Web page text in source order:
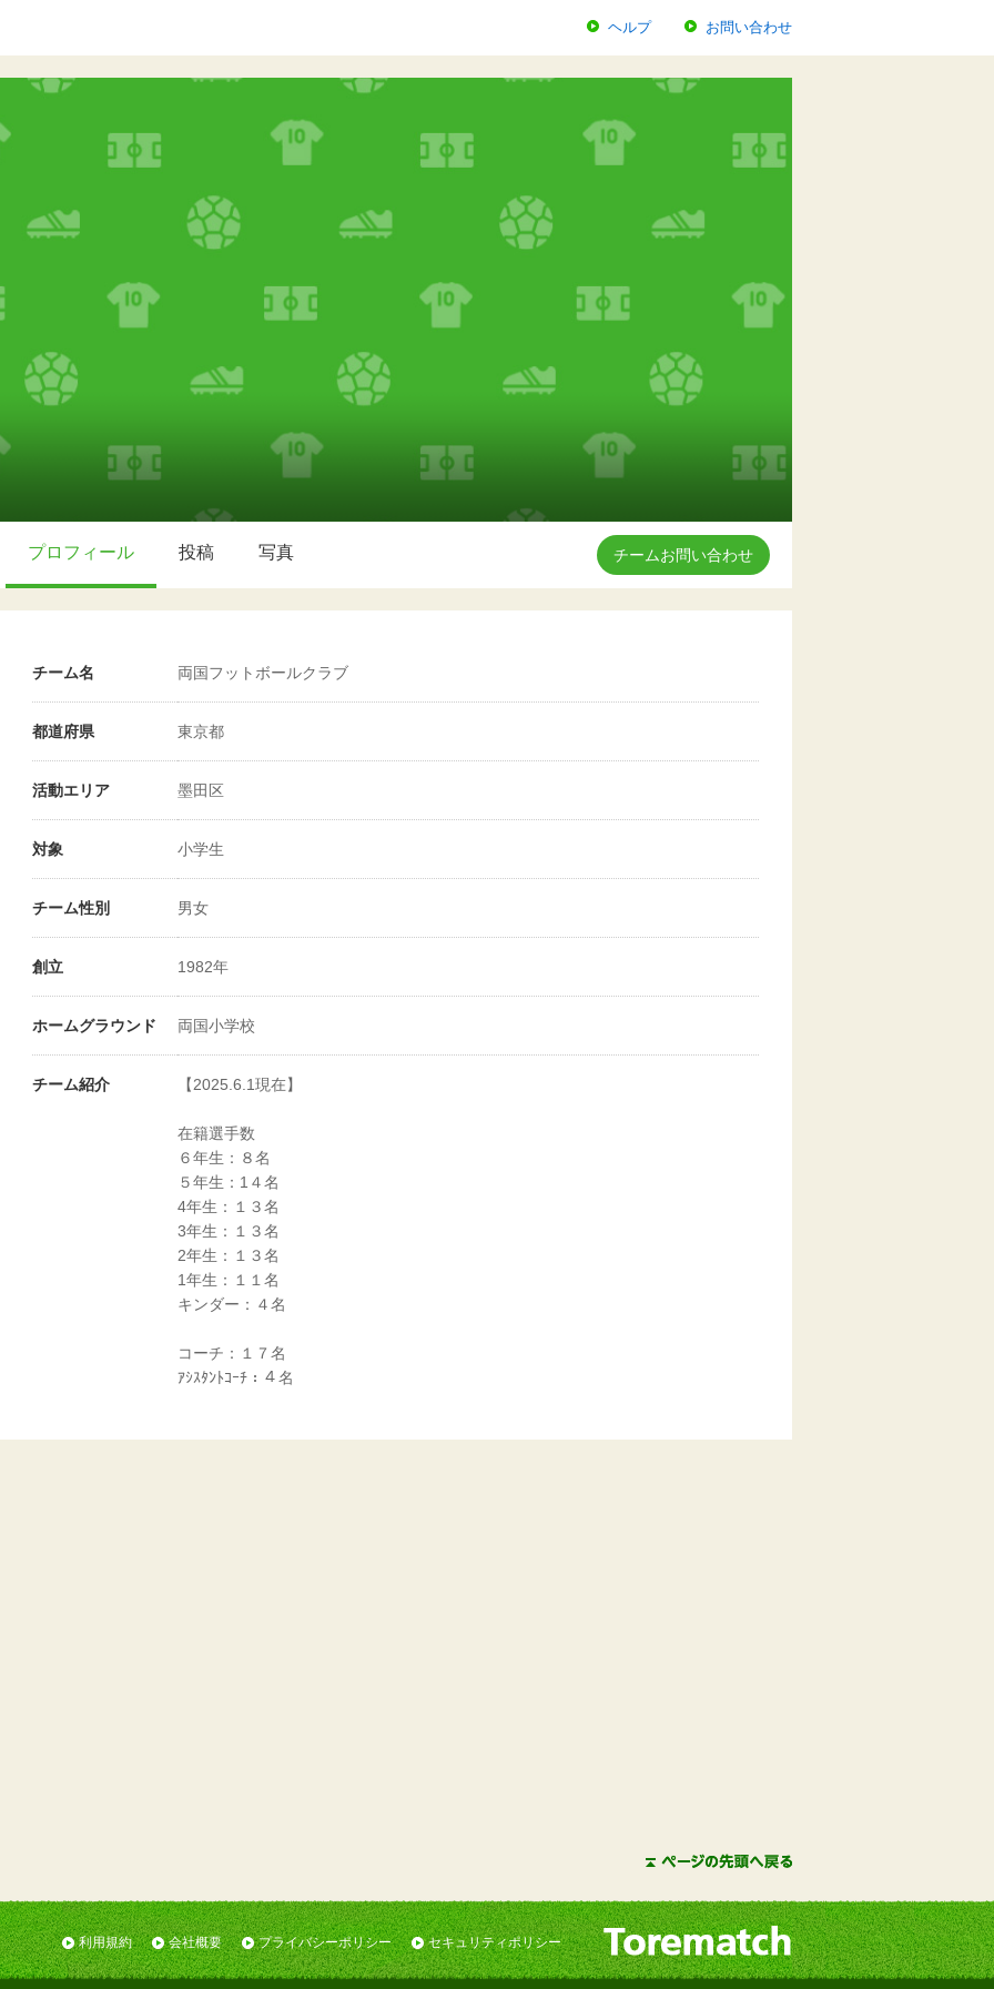
ヘルプ お問い合わせ
プロフィール 投稿 写真 チームお問い合わせ
チーム名 両国フットボールクラブ
都道府県 東京都
活動エリア 墨田区
対象 小学生
チーム性別 男女
創立 1982年
ホームグラウンド 両国小学校
チーム紹介 【2025.6.1現在】
在籍選手数
６年生：８名
５年生：1４名
4年生：１３名
3年生：１３名
2年生：１３名
1年生：１１名
キンダー：４名
コーチ：１７名
ｱｼｽﾀﾝﾄｺｰﾁ：４名
利用規約 会社概要 プライバシーポリシー セキュリティポリシー